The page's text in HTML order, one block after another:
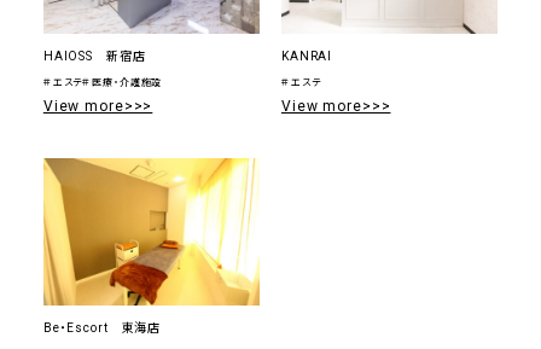
HAlOSS 新宿店
＃エステ＃医療・介護施設
View more>>>
KANRAI
＃エステ
View more>>>
Be・Escort 東海店